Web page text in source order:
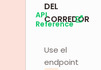
DEL
CORREDOR
API
Reference
Use el
endpoint